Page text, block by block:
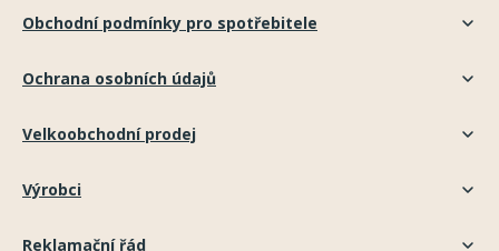
Obchodní podmínky pro spotřebitele
Ochrana osobních údajů
Velkoobchodní prodej
Výrobci
Reklamační řád